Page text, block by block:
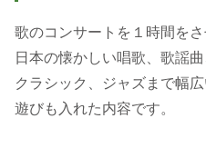
歌のコンサートを１時間をさ
日本の懐かしい唱歌、歌謡
クラシック、ジャズまで幅
遊びも入れた内容です。